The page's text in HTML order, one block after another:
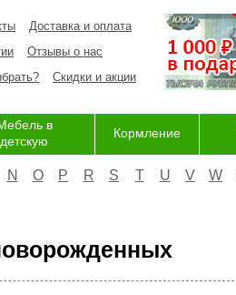
Доставка и оплата
Отзывы о нас
Скидки и акции
в
детскую
Кормление
N O P R S T U V W